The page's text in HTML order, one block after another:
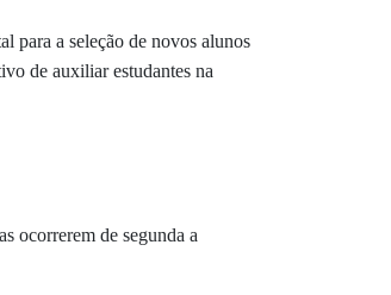
para a seleção de novos alunos
de auxiliar estudantes na
ocorrerem de segunda a